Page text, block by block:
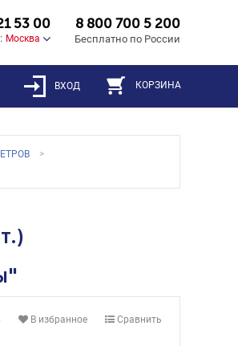
53 00
Москва
8 800 700 5 200
Бесплатно по России
ВХОД КОРЗИНА
В избранное Сравнить